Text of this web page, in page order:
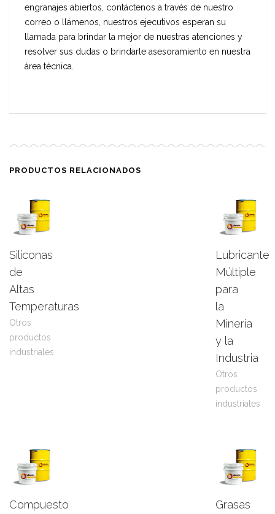
engranajes abiertos, contáctenos a través de nuestro
correo o llámenos, nuestros ejecutivos esperan su
llamada para brindar la mejor de nuestras atenciones y
resolver sus dudas o brindarle asesoramiento en nuestra
área técnica.
PRODUCTOS RELACIONADOS
Leer
Siliconas
de
Altas
Temperaturas
Otros
productos
industriales
Leer
View
Product
Lubricante
Múltiple
para
la
Minería
y la
Industria
Otros
productos
industriales
Compuesto
Grasas